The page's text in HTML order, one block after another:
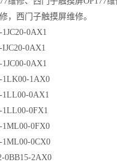
，西门子触摸屏维修。
1JC20-0AX1
IJC20-0AX1
1JC00-0AX1
1LK00-1AX0
1LL00-0AX1
1LL00-0FX1
1ML00-0FX0
1ML00-0CX0
0BB15-2AX0